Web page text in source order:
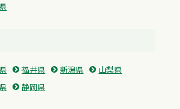
福井県 新潟県
山梨県
静岡県